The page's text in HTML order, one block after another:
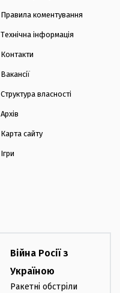
Правила коментування
Технічна інформація
Контакти
Вакансії
Структура власності
Архів
Карта сайту
Ігри
Війна Росії з
Україною
Ракетні обстріли